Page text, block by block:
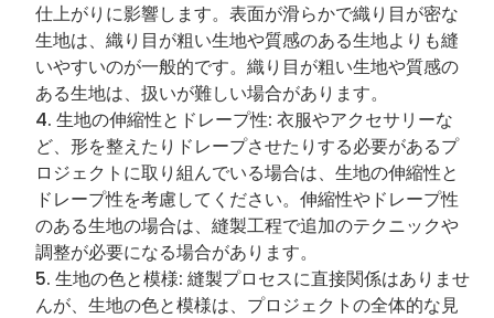
仕上がりに影響します。表面が滑らかで織り目が密な
生地は、織り目が粗い生地や質感のある生地よりも縫
いやすいのが一般的です。織り目が粗い生地や質感の
ある生地は、扱いが難しい場合があります。
生地の伸縮性とドレープ性: 衣服やアクセサリーな
ど、形を整えたりドレープさせたりする必要があるプ
ロジェクトに取り組んでいる場合は、生地の伸縮性と
ドレープ性を考慮してください。伸縮性やドレープ性
のある生地の場合は、縫製工程で追加のテクニックや
調整が必要になる場合があります。
生地の色と模様: 縫製プロセスに直接関係はありませ
んが、生地の色と模様は、プロジェクトの全体的な見